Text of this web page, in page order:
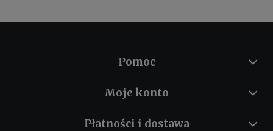
Pomoc
Moje konto
Płatności i dostawa